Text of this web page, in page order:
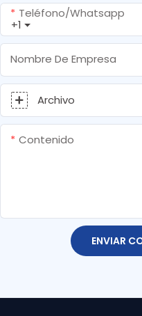
+1
Teléfono/whatsapp
Nombre De Empresa
Archivo
Contenido
ENVIAR